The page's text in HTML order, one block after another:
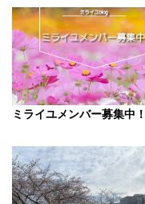
ミライユメンバー募集中！